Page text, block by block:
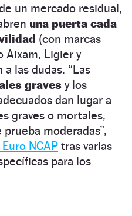
un mercado residual,
una puerta cada
(con marcas
Aixam, Ligier y
las dudas. “Las
graves y los
dan lugar a
graves o mortales,
moderadas”,
NCAP tras varias
para los